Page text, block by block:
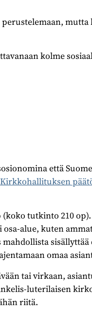
kolme
että
Kirkkohallituksen
tutkinto 210
alue, kuten
omaa
tai virkaan,
luterilaisen
riitä.